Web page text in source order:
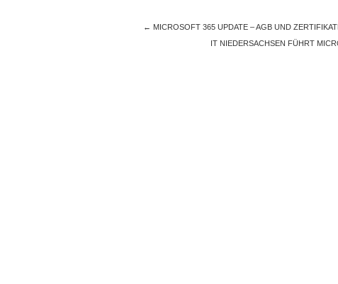
← MICROSOFT 365 UPDATE – AGB UND
IT NIEDERSACHSEN FÜHRT